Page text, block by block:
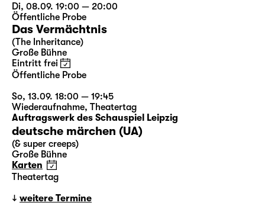
Di, 08.09. 19:00 — 20:00
Öffentliche Probe
Das Vermächtnis
(The Inheritance)
Große Bühne
Eintritt frei
Öffentliche Probe
So, 13.09. 18:00 — 19:45
Wiederaufnahme, Theatertag
Auftragswerk des Schauspiel Leipzig
deutsche märchen (UA)
(& super creeps)
Große Bühne
Karten
Theatertag
weitere Termine